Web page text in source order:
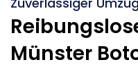
Münster